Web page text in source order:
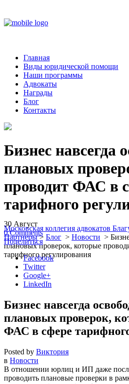
Главная
Виды юридической помощи
Наши программы
Адвокаты
Награды
Блог
Контакты
Бизнес навсегда
плановых
проводит ФАС в
тарифного
Московская коллегия адвокатов
Партнеры> Блог > Новости >
плановых проверок, которые
тарифного регулирования
30 Август
0 Comments
Поделиться
Facebook
Twitter
Google+
LinkedIn
Бизнес навсегда
плановых проверок,
ФАС в сфере
Posted by Виктория
в Новости
В отношении юрлиц и ИП даже
проводить плановые проверки в